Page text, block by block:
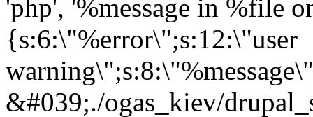
'php', '%message in %file
{s:6:\"%error\";s:12:\"user
&#039;./ogas_kiev/